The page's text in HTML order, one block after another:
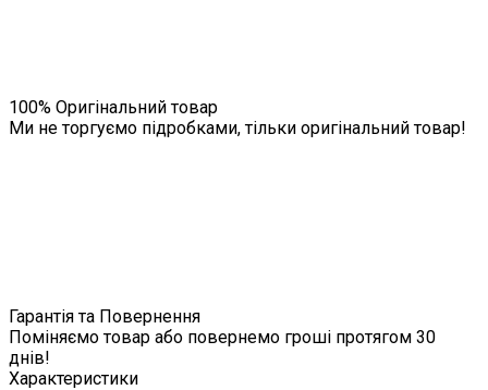
100% Оригінальний товар
Ми не торгуємо підробками, тільки оригінальний товар!
Гарантія та Повернення
Поміняємо товар або повернемо гроші протягом 30
днів!
Характеристики